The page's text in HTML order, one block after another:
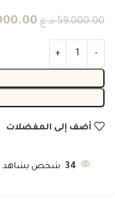
59,000.00 د.ع
أضف إلى المفضلات
34 شخص يشاهد